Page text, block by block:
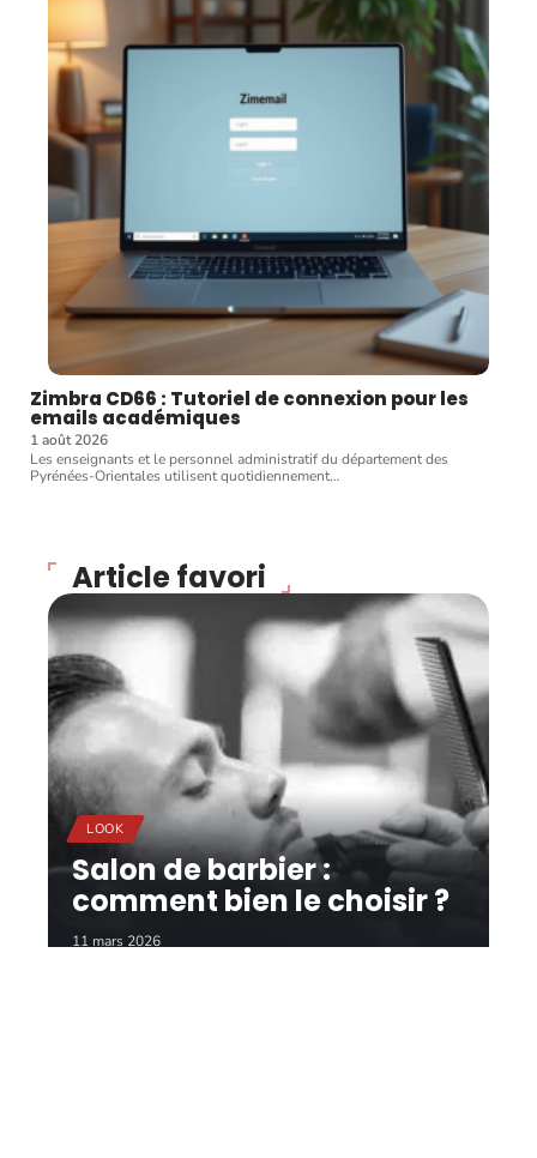
Zimbra CD66 : Tutoriel de connexion pour les
emails académiques
1 août 2026
Les enseignants et le personnel administratif du département des
Pyrénées-Orientales utilisent quotidiennement…
Article favori
LOOK
Salon de barbier :
comment bien le choisir ?
11 mars 2026